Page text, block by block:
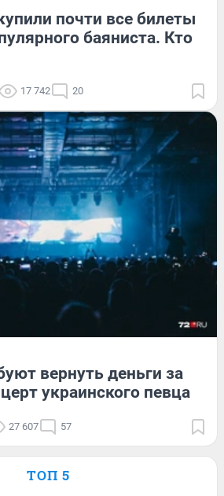
почти все билеты
баяниста. Кто
17 742 20
вернуть деньги за
украинского певца
27 607 57
ТОП 5